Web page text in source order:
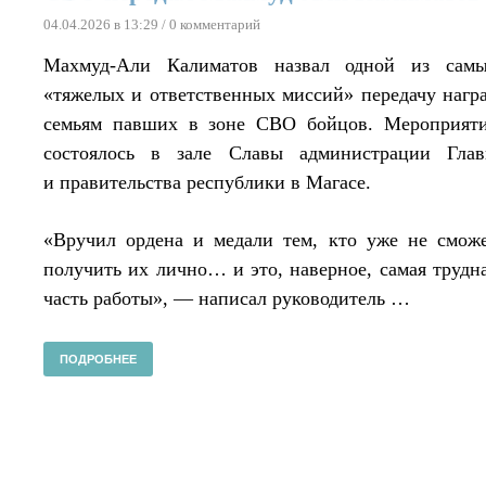
04.04.2026 в 13:29 / 0 комментарий
Махмуд-Али Калиматов назвал одной из
«тяжелых и ответственных миссий» передачу
семьям павших в зоне СВО бойцов.
состоялось в зале Славы администрации
и правительства республики в Магасе.
«Вручил ордена и медали тем, кто уже не
получить их лично… и это, наверное, самая
часть работы», — написал руководитель …
ПОДРОБНЕЕ